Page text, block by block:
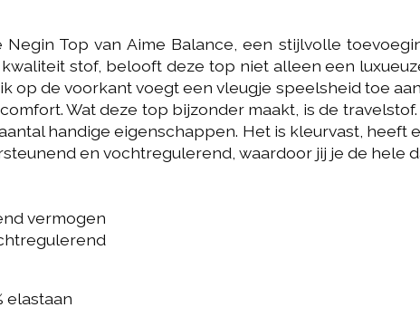
Top van Aime Balance, een stijlvolle
stof, belooft deze top niet alleen een
op de voorkant voegt een vleugje speelsheid toe
Wat deze top bijzonder maakt, is de
handige eigenschappen. Het is kleurvast,
en vochtregulerend, waardoor jij je de hele
vermogen
elastaan